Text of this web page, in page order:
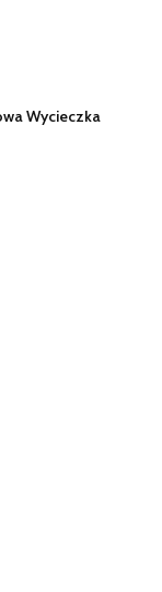
Wycieczka